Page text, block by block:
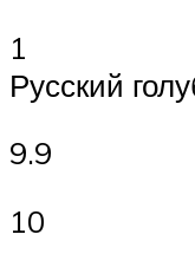
1
Русский
9.9
10